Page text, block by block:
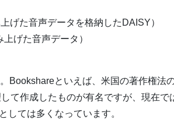
げた音声データを格納したDAISY）
げた音声データ）
といえば、米国の著作権法
て作成したものが有名ですが、現在
しては多くなっています。